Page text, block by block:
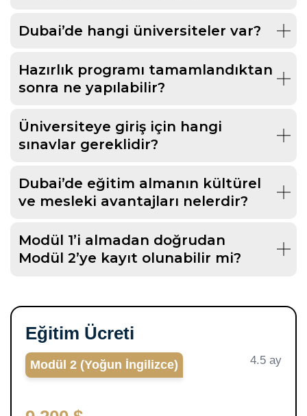
Dubai’de hangi üniversiteler var?
Hazırlık programı tamamlandıktan
sonra ne yapılabilir?
Üniversiteye giriş için hangi
sınavlar gereklidir?
Dubai’de eğitim almanın kültürel
ve mesleki avantajları nelerdir?
Modül 1’i almadan doğrudan
Modül 2’ye kayıt olunabilir mi?
Eğitim Ücreti
Modül 2 (Yoğun İngilizce) 4.5 ay